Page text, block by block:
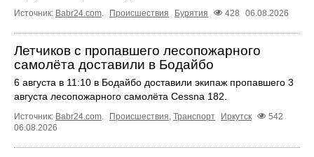
Источник: Babr24.com. Происшествия Бурятия 428 06.08.2026
Летчиков с пропавшего лесопожарного
самолёта доставили в Бодайбо
6 августа в 11:10 в Бодайбо доставили экипаж пропавшего 3
августа лесопожарного самолёта Cessna 182.
Источник: Babr24.com. Происшествия, Транспорт Иркутск
542
06.08.2026